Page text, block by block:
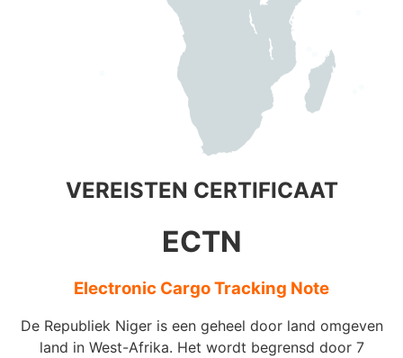
VEREISTEN CERTIFICAAT
ECTN
Electronic Cargo Tracking Note
De Republiek Niger is een geheel door land omgeven
land in West-Afrika. Het wordt begrensd door 7